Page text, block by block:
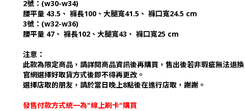
2號：(w30-w34)
腰平量 43.5、 褲長100、大腿寬41.5、 褲口寬24.5 cm
3號：(w32-w36)
腰平量 47、 褲長102、大腿寬43、 褲口寬25 cm
注意：
此款為限定商品，請詳閱商品資訊後再購買，售出後若非瑕疵無法退
官網選擇好取貨方式後即不得再更改。
選擇店取的朋友，請於當日晚上8點後在進行店取，謝謝。
發售付款方式統一為"線上刷卡"購買